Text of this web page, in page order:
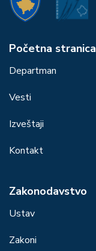
Početna stranica
Departman
Vesti
Izveštaji
Kontakt
Zakonodavstvo
Ustav
Zakoni